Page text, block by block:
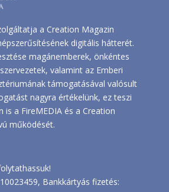
a Creation Magazin
digitális hátterét.
magánemberek, önkéntes
valamint az Emberi
támogatásával valósult
nagyra értékelünk, ez teszi
is a FireMEDIA és a Creation
működését.
Bankkártyás fizetés: